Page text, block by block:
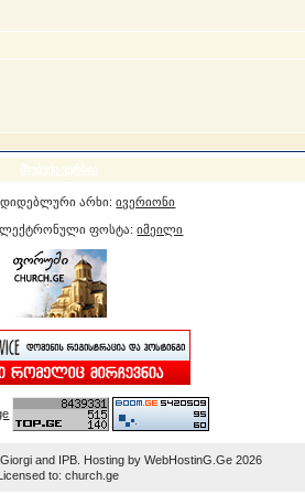
მსუბუქი ვერსია
არხი:ივერიონი
ფოსტა:იმეილი
and IPB. Hosting by WebHostinG.Ge 2026
to: church.ge